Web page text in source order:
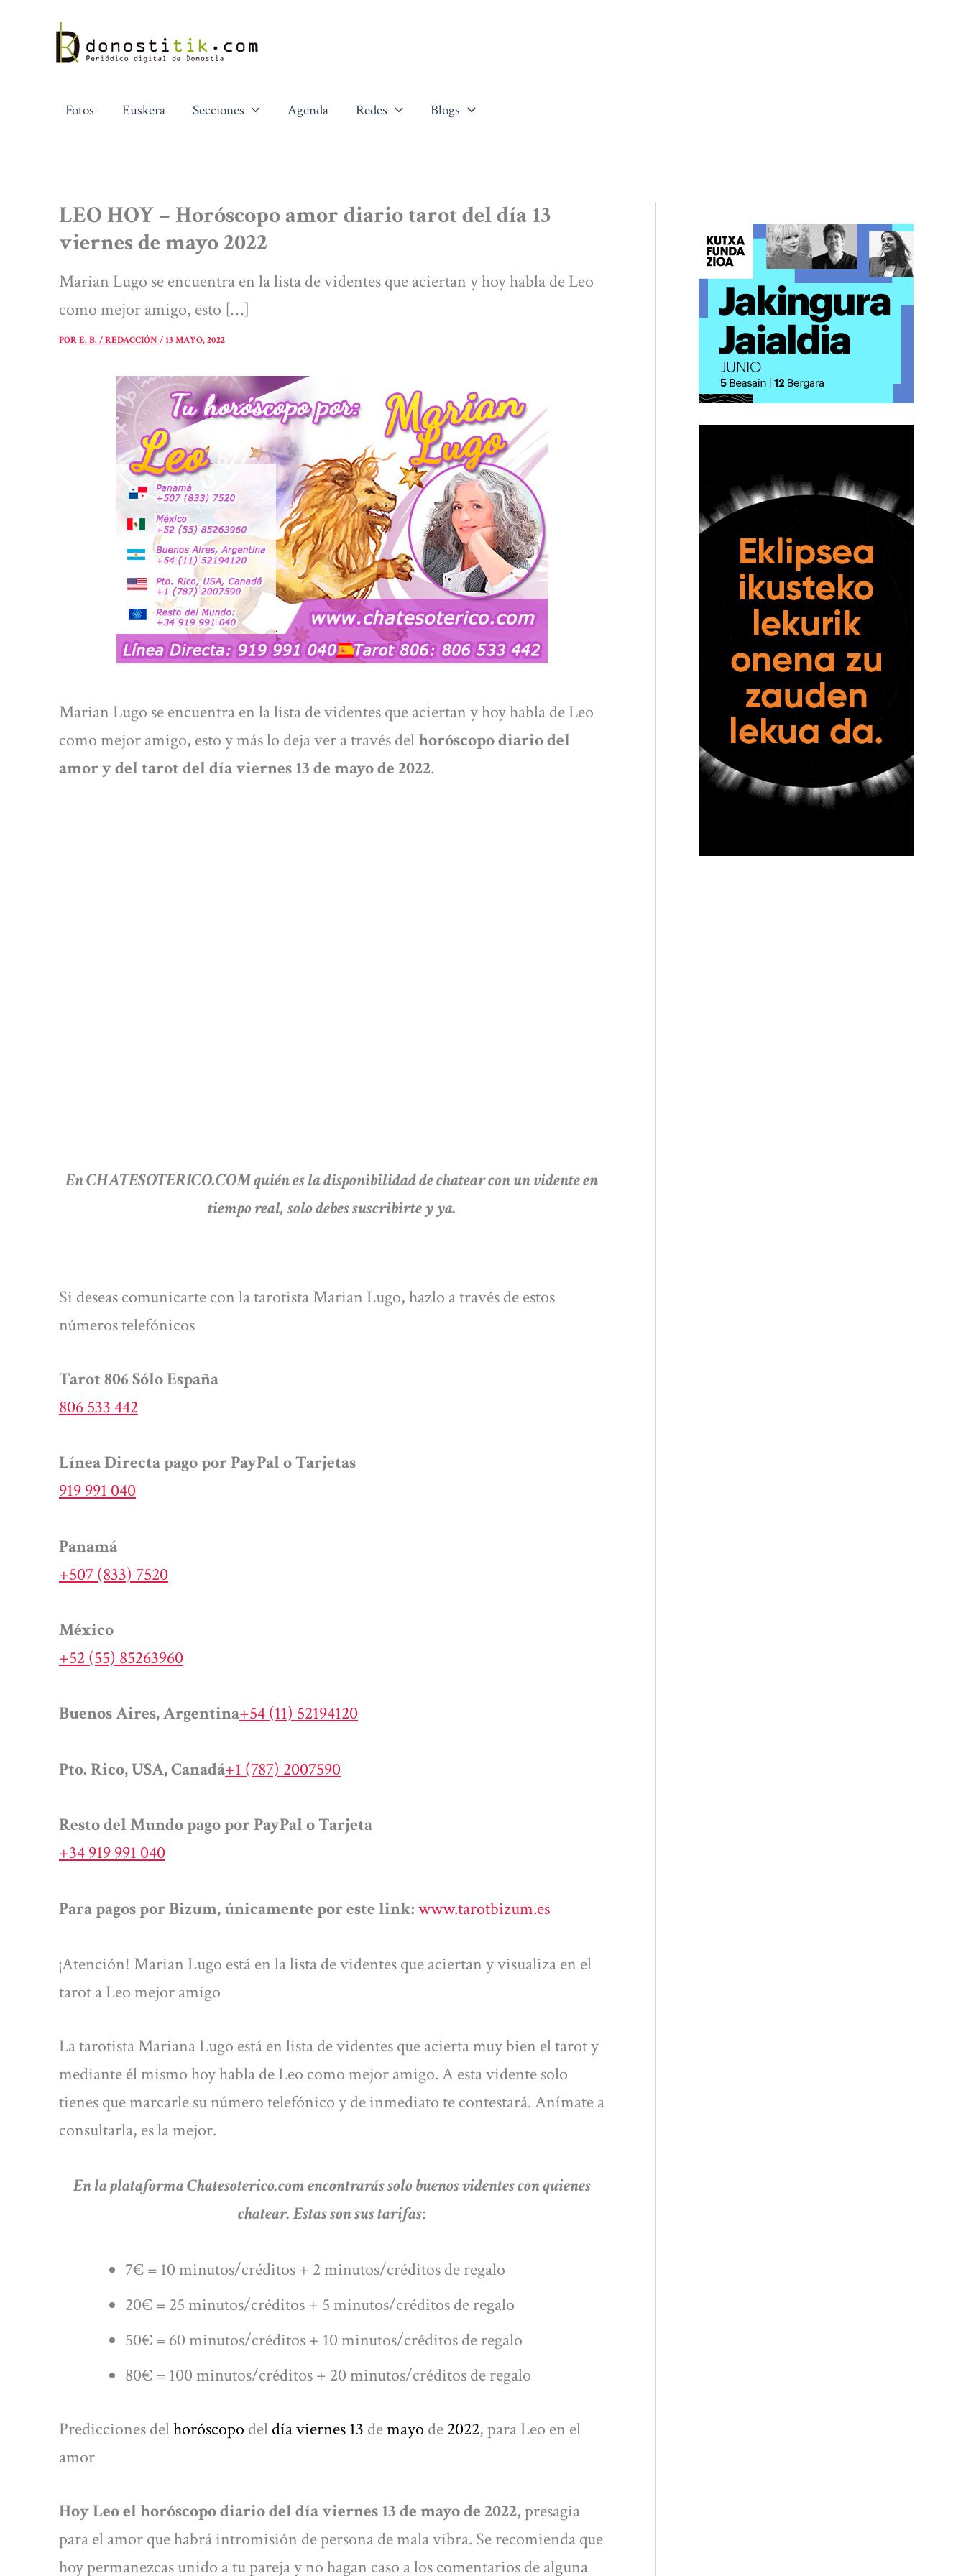
contenido
Fotos Euskera Secciones Agenda Redes Blogs
LEO HOY – Horóscopo amor diario tarot del día 13
viernes de mayo 2022
Marian Lugo se encuentra en la lista de videntes que aciertan y hoy habla de Leo
como mejor amigo, esto […]
PORE. B. / REDACCIÓN/13 MAYO, 2022
Marian Lugo se encuentra en la lista de videntes que aciertan y hoy habla de Leo
como mejor amigo, esto y más lo deja ver a través delhoróscopo diariodel
amor y del tarot del día viernes 13 de mayo de 2022.
En CHATESOTERICO.COM quién es la disponibilidad de chatear con un vidente en
tiempo real, solo debes suscribirte y ya.
Si deseas comunicarte con la tarotista Marian Lugo, hazlo a través de estos
números telefónicos
Tarot 806 Sólo España
806 533 442
Línea Directa pago por PayPal o Tarjetas
919 991 040
Panamá
+507 (833) 7520
México
+52 (55) 85263960
Buenos Aires, Argentina+54 (11) 52194120
Pto. Rico, USA, Canadá+1 (787) 2007590
Resto del Mundo pago por PayPal o Tarjeta
+34 919 991 040
Para pagos por Bizum, únicamente por este link:www.tarotbizum.es
¡Atención! Marian Lugo está en la lista de videntes que aciertan y visualiza en el
tarot a Leo mejor amigo
La tarotista Mariana Lugo está en lista de videntes que acierta muy bien el tarot y
mediante él mismo hoy habla de Leo como mejor amigo. A esta vidente solo
tienes que marcarle su número telefónico y de inmediato te contestará. Anímate a
consultarla, es la mejor.
En la plataformaChatesoterico.com encontrarás solo buenos videntes con quienes
chatear. Estas son sus tarifas:
7€ = 10 minutos/créditos + 2 minutos/créditos de regalo
20€ = 25 minutos/créditos + 5 minutos/créditos de regalo
50€ = 60 minutos/créditos + 10 minutos/créditos de regalo
80€ = 100 minutos/créditos + 20 minutos/créditos de regalo
Predicciones delhoróscopo deldía viernes 13 demayo de2022, para Leo en el
amor
Hoy Leo el horóscopo diario del día viernes 13 de mayo de 2022, presagia
para el amor que habrá intromisión de persona de mala vibra. Se recomienda que
hoy permanezcas unido a tu pareja y no hagan caso a los comentarios de alguna